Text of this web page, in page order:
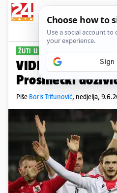
ŽUTI U PROBLEMU
VIDEO Gruzija
Prosinečki
Piše Boris Trifunović, nedjelja,